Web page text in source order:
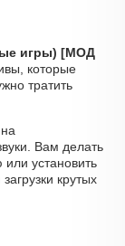
игры) [МОД
которые
тратить
Вам делать
установить
крутых